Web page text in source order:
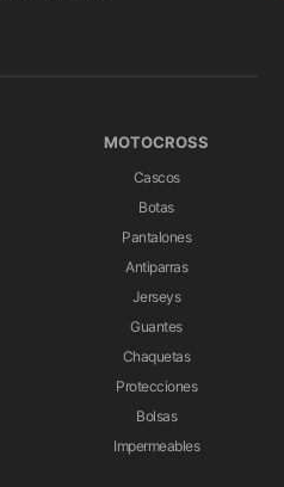
MOTOCROSS
Cascos
Botas
Pantalones
Antiparras
Jerseys
Guantes
Chaquetas
Protecciones
Bolsas
Impermeables